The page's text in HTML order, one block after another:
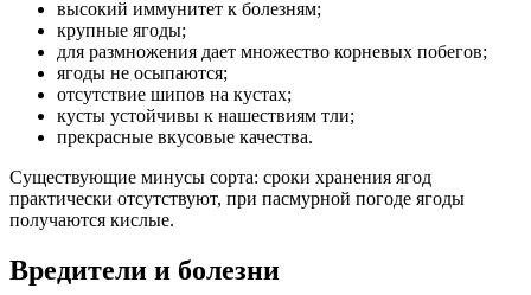
высокий иммунитет к болезням;
крупные ягоды;
для размножения дает множество корневых побегов;
ягоды не осыпаются;
отсутствие шипов на кустах;
кусты устойчивы к нашествиям тли;
прекрасные вкусовые качества.
Существующие минусы сорта: сроки хранения ягод
практически отсутствуют, при пасмурной погоде ягоды
получаются кислые.
Вредители и болезни